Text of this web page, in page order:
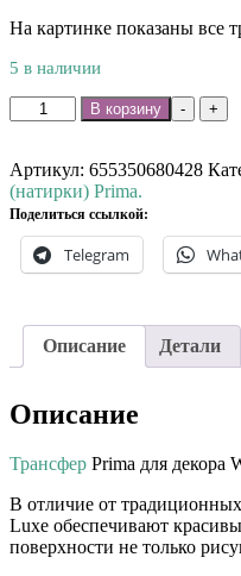
На картинке показаны все
5 в наличии
-
Количество
товара
Prima
Whispers
Of
Indigo
(Luxe).
+
В корзину
Артикул: 655350680428
(натирки) Prima.
Поделиться ссылкой:
Telegram
Описание Детали
Описание
Трансфер Prima для декора
В отличие от
Luxe обеспечивают
поверхности не только